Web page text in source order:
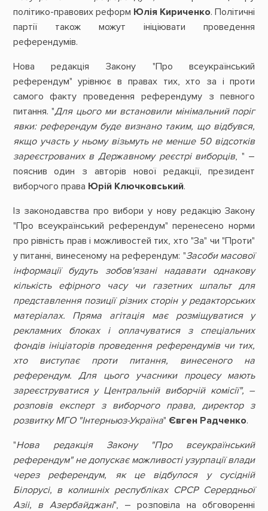
політико-правових реформ Юлія Кириченко. Політичні
партії також можут ініціювати проведення
референдумів.
Нова редакція Закону "Про всеукраїнський
референдум" урівнює в правах тих, хто за і проти
самого факту проведення референдуму з певного
питання. "Для цього ми встановили мінімальний поріг
явки: референдум буде визнано таким, що відбувся,
якщо участь у ньому візьмуть не менше 50 відсотків
зареєстрованих в Державному реєстрі виборців, " –
пояснив один з авторів нової редакції, президент
виборчого права Юрій Ключковський.
Із законодавства про вибори у нову редакцію Закону
"Про всеукраїнський референдум" перенесено норми
про рівність прав і можливостей тих, хто "За" чи "Проти"
у питанні, винесеному на референдум: "Засоби масової
інформації будуть зобов'язані надавати однакову
кількість ефірного часу чи газетних шпальт для
представлення позиції різних сторін у редакторських
матеріалах. Пряма агітація має розміщуватися у
рекламних блоках і оплачуватися з спеціальних
фондів ініціаторів проведення референдумів чи тих,
хто виступає проти питання, винесеного на
референдум. Для цього учасники процесу мають
зареєструватися у Центральній виборчій комісії", –
розповів експерт з виборчого права, директор з
розвитку МГО "Інтерньюз-Україна" Євген Радченко.
"Нова редакція Закону "Про всеукраїнський
референдум" не допускає можливості узурпації влади
через референдум, як це відбулося у сусідній
Білорусі, в колишніх республіках СРСР Серердньої
Азіі, в Азербайджані", – розповіла на обговоренні